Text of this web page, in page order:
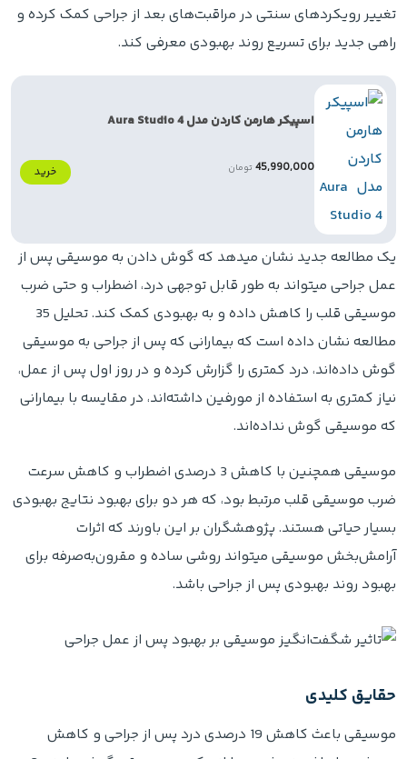
تغییر رویکردهای سنتی در مراقبت‌های بعد از جراحی کمک کرده و
راهی جدید برای تسریع روند بهبودی معرفی کند.
اسپیکر هارمن کاردن مدل Aura Studio 4
45,990,000 تومان خرید
یک مطالعه جدید نشان میدهد که گوش دادن به موسیقی پس از
عمل جراحی میتواند به طور قابل توجهی درد، اضطراب و حتی ضرب
موسیقی قلب را کاهش داده و به بهبودی کمک کند. تحلیل 35
مطالعه نشان داده است که بیمارانی که پس از جراحی به موسیقی
گوش داده‌اند، درد کمتری را گزارش کرده و در روز اول پس از عمل،
نیاز کمتری به استفاده از مورفین داشته‌اند، در مقایسه با بیمارانی
که موسیقی گوش نداده‌اند.
موسیقی همچنین با کاهش 3 درصدی اضطراب و کاهش سرعت
ضرب موسیقی قلب مرتبط بود، که هر دو برای بهبود نتایج بهبودی
بسیار حیاتی هستند. پژوهشگران بر این باورند که اثرات
آرامش‌بخش موسیقی میتواند روشی ساده و مقرون‌به‌صرفه برای
بهبود روند بهبودی پس از جراحی باشد.
حقایق کلیدی
موسیقی باعث کاهش 19 درصدی درد پس از جراحی و کاهش